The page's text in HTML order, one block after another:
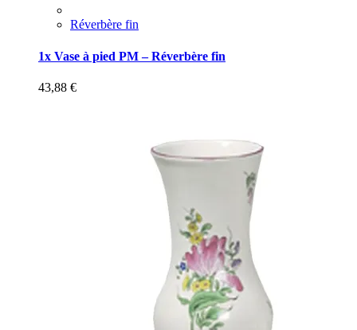
Réverbère fin
1x Vase à pied PM – Réverbère fin
43,88 €